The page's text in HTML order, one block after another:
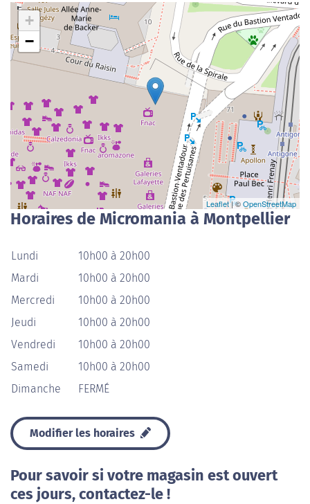
+
−
Leaflet| ©OpenStreetMap
Horaires de Micromania à Montpellier
Lundi
10h00 à 20h00
Mardi
10h00 à 20h00
Mercredi
10h00 à 20h00
Jeudi
10h00 à 20h00
Vendredi
10h00 à 20h00
Samedi
10h00 à 20h00
Dimanche
FERMÉ
Modifier les horaires
Pour savoir si votre magasin est ouvert
ces jours, contactez-le !